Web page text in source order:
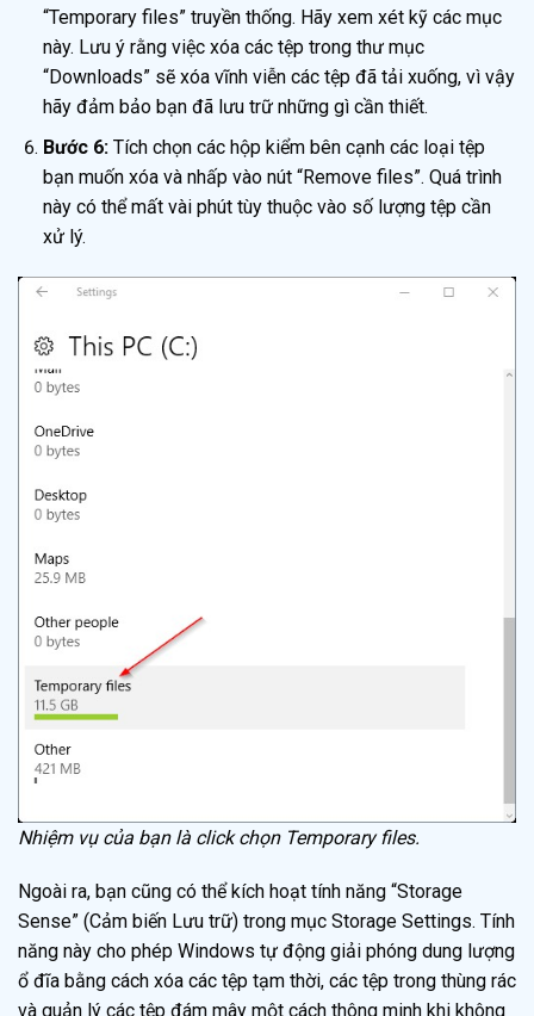
“Temporary files” truyền thống. Hãy xem xét kỹ các mục
này. Lưu ý rằng việc xóa các tệp trong thư mục
“Downloads” sẽ xóa vĩnh viễn các tệp đã tải xuống, vì vậy
hãy đảm bảo bạn đã lưu trữ những gì cần thiết.
Bước 6:Tích chọn các hộp kiểm bên cạnh các loại tệp
bạn muốn xóa và nhấp vào nút “Remove files”. Quá trình
này có thể mất vài phút tùy thuộc vào số lượng tệp cần
xử lý.
Nhiệm vụ của bạn là click chọn Temporary files.
Ngoài ra, bạn cũng có thể kích hoạt tính năng “Storage
Sense” (Cảm biến Lưu trữ) trong mục Storage Settings. Tính
năng này cho phép Windows tự động giải phóng dung lượng
ổ đĩa bằng cách xóa các tệp tạm thời, các tệp trong thùng rác
và quản lý các tệp đám mây một cách thông minh khi không